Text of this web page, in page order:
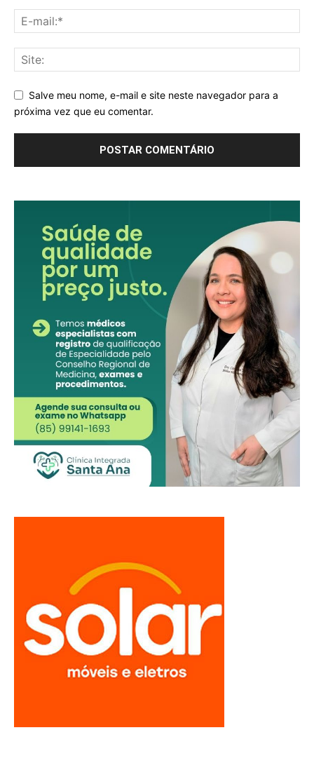
Salve meu nome, e-mail e site neste navegador para a
próxima vez que eu comentar.